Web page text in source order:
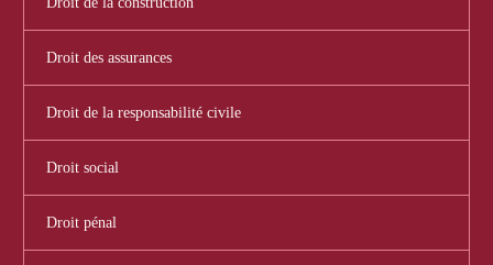
Droit des assurances
Droit de la responsabilité civile
Droit social
Droit pénal